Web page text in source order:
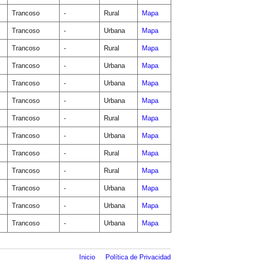
Trancoso - Rural Mapa
Trancoso - Urbana Mapa
Trancoso - Rural Mapa
Trancoso - Urbana Mapa
Trancoso - Urbana Mapa
Trancoso - Urbana Mapa
Trancoso - Rural Mapa
Trancoso - Urbana Mapa
Trancoso - Rural Mapa
Trancoso - Rural Mapa
Trancoso - Urbana Mapa
Trancoso - Urbana Mapa
Trancoso - Urbana Mapa
Inicio Política de Privacidad